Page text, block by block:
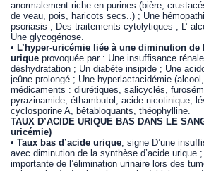
anormalement riche en purines (bière,
de veau, pois, haricots secs..) ; Une
psoriasis ; Des traitements cytolytiques ; L’
Une glycogénose.
•L’hyper-uricémie liée à une diminution de
urique provoquée par : Une insuffisance
déshydratation ; Un diabète insipide ; Une
jeûne prolongé ; Une hyperlactacidémie
médicaments : diurétiques, salicyclés,
pyrazinamide, éthambutol, acide nicotinique,
cyclosporine A, bêtabloquants, théophylline.
TAUX D’ACIDE URIQUE BAS DANS LE
uricémie)
•Taux bas d’acide urique , signe D’une
avec diminution de la synthèse d’acide urique
importante de l’élimination urinaire lors des